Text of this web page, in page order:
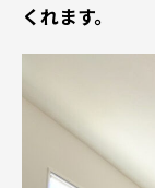
くれます。